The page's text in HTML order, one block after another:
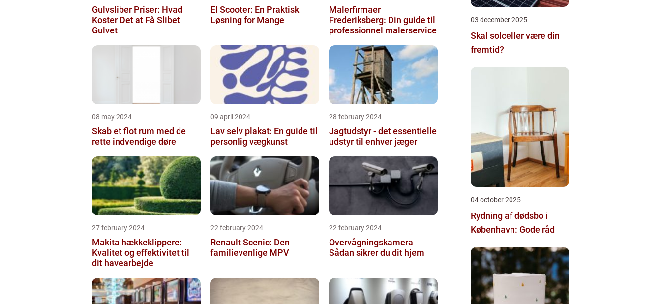
Gulvsliber Priser: Hvad
Koster Det at Få Slibet
Gulvet
El Scooter: En Praktisk
Løsning for Mange
Malerfirmaer
Frederiksberg: Din guide til
professionnel malerservice
08 may 2024
Skab et flot rum med de
rette indvendige døre
09 april 2024
Lav selv plakat: En guide til
personlig vægkunst
28 february 2024
Jagtudstyr - det essentielle
udstyr til enhver jæger
27 february 2024
Makita hækkeklippere:
Kvalitet og effektivitet til
dit havearbejde
22 february 2024
Renault Scenic: Den
familievenlige MPV
22 february 2024
Overvågningskamera -
Sådan sikrer du dit hjem
03 december 2025
Skal solceller være din
fremtid?
04 october 2025
Rydning af dødsbo i
København: Gode råd